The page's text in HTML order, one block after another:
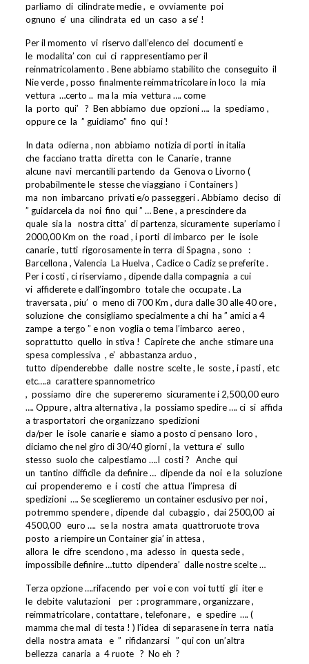
parliamo di cilindrate medie , e ovviamente poi
ognuno e’ una cilindrata ed un caso a se’ !
Per il momento vi riservo dall’elenco dei documenti e
le modalita’ con cui ci rappresentiamo per il
reinmatricolamento . Bene abbiamo stabilito che conseguito il
Nie verde , posso finalmente reimmatricolare in loco la mia
vettura …certo .. ma la mia vettura …. come
la porto qui’ ? Ben abbiamo due opzioni …. la spediamo ,
oppure ce la ” guidiamo” fino qui !
In data odierna , non abbiamo notizia di porti in italia
che facciano tratta diretta con le Canarie , tranne
alcune navi mercantili partendo da Genova o Livorno (
probabilmente le stesse che viaggiano i Containers )
ma non imbarcano privati e/o passeggeri . Abbiamo deciso di
” guidarcela da noi fino qui ” … Bene , a prescindere da
quale sia la nostra citta’ di partenza, sicuramente superiamo i
2000,00 Km on the road , i porti di imbarco per le isole
canarie , tutti rigorosamente in terra di Spagna , sono
:
Barcellona , Valencia La Huelva , Cadice o Cadiz se preferite .
Per i costi , ci riserviamo , dipende dalla compagnia a cui
vi affiderete e dall’ingombro totale che occupate . La
traversata , piu’ o meno di 700 Km , dura dalle 30 alle 40 ore ,
soluzione che consigliamo specialmente a chi ha ” amici a 4
zampe a tergo ” e non voglia o tema l’imbarco aereo ,
soprattutto quello in stiva ! Capirete che anche stimare una
spesa complessiva , e’ abbastanza arduo ,
tutto dipenderebbe dalle nostre scelte , le soste , i pasti , etc
etc….a carattere spannometrico
, possiamo dire che supereremo sicuramente i 2,500,00 euro
…. Oppure , altra alternativa , la possiamo spedire …. ci si affida
a trasportatori che organizzano spedizioni
da/per le isole canarie e siamo a posto ci pensano loro ,
diciamo che nel giro di 30/40 giorni , la vettura e’ sullo
stesso suolo che calpestiamo ….I costi ? Anche qui
un tantino difficile da definire … dipende da noi e la soluzione
cui propenderemo e i costi che attua l’impresa di
spedizioni …. Se sceglieremo un container esclusivo per noi ,
potremmo spendere , dipende dal cubaggio , dai 2500,00 ai
4500,00 euro …. se la nostra amata quattroruote trova
posto a riempire un Container gia’ in attesa ,
allora le cifre scendono , ma adesso in questa sede ,
impossibile definire …tutto dipendera’ dalle nostre scelte …
Terza opzione ….rifacendo per voi e con voi tutti gli iter e
le debite valutazioni per : programmare , organizzare ,
reimmatricolare , contattare , telefonare ,
e spedire …. (
mamma che mal di testa ! ) l’idea di separasene in terra natia
della nostra amata e ” rifidanzarsi ” qui con un’altra
bellezza canaria a 4 ruote ? No eh ?